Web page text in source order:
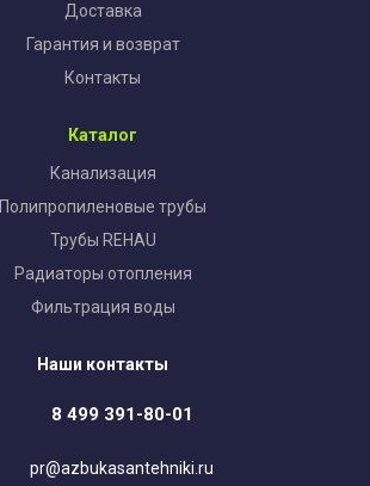
Доставка
Гарантия и возврат
Контакты
Каталог
Канализация
Полипропиленовые трубы
Трубы REHAU
Радиаторы отопления
Фильтрация воды
Наши контакты
8 499 391-80-01
pr@azbukasantehniki.ru